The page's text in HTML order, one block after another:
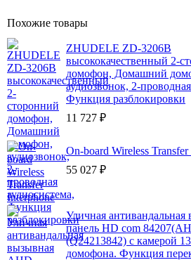
Похожие товары
ZHUDELE ZD-3206B
высококачественный 2-
домофон, Домашний
аудиозвонок, 2-
Функция разблокировки
11 727 ₽
On-board Wireless
55 027 ₽
Уличная
панель HD com
(Q24213842) с камерой
домофона. Функция